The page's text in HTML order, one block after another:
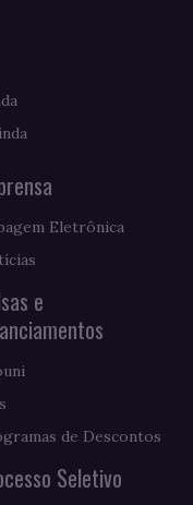
Eletrônica
e
de Descontos
Seletivo